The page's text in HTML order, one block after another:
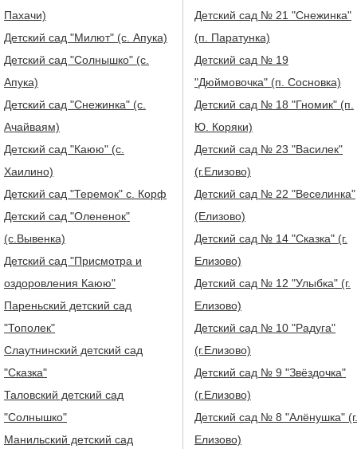
Пахачи)
Детский сад "Милют" (с. Апука)
Детский сад "Солнышко" (с.
Апука)
Детский сад "Снежинка" (с.
Ачайваям)
Детский сад "Каюю" (с.
Хаилино)
Детский сад "Теремок" с. Корф
Детский сад "Олененок"
(с.Вывенка)
Детский сад "Присмотра и
оздоровления Каюю"
Пареньский детский сад
"Тополек"
Слаутнинский детский сад
"Сказка"
Таловский детский сад
"Солнышко"
Манильский детский сад
Детский сад № 21 "Снежинка"
(п. Паратунка)
Детский сад № 19
"Дюймовочка" (п. Сосновка)
Детский сад № 18 "Гномик" (п.
Ю. Коряки)
Детский сад № 23 "Василек"
(г.Елизово)
Детский сад № 22 "Веселинка"
(Елизово)
Детский сад № 14 "Сказка" (г.
Елизово)
Детский сад № 12 "Улыбка" (г.
Елизово)
Детский сад № 10 "Радуга"
(г.Елизово)
Детский сад № 9 "Звёздочка"
(г.Елизово)
Детский сад № 8 "Алёнушка" (г.
Елизово)